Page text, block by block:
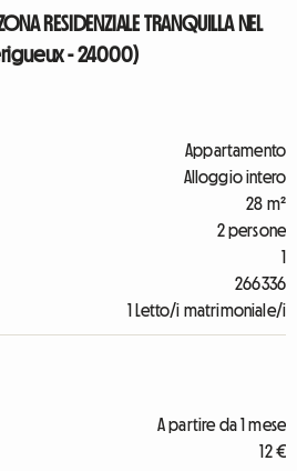
RESIDENZIALE TRANQUILLA NEL
- 24000)
Appartamento
Alloggio intero
28 m²
2 persone
1
266336
1 Letto/i matrimoniale/i
A partire da 1 mese
12 €